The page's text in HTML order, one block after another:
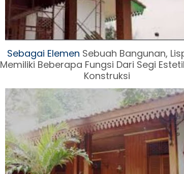
Sebagai Elemen Sebuah Bangunan,
Memiliki Beberapa Fungsi Dari Segi
Konstruksi